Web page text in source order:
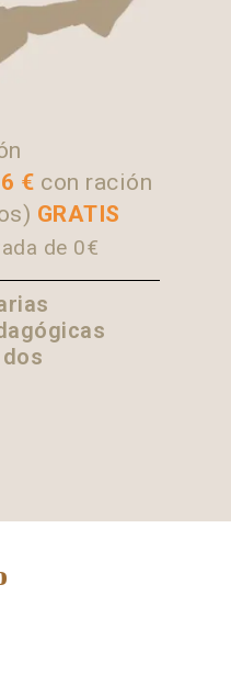
6 € con ración
GRATIS
de 0€